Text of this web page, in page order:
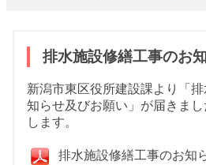
排水施設修繕工事のお
新潟市東区役所建設課より「
知らせ及びお願い」が届きま
します。
排水施設修繕工事のお知